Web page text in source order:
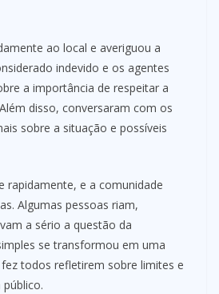
ao local e averiguou a
indevido e os agentes
a importância de respeitar a
disso, conversaram com os
sobre a situação e possíveis
rapidamente, e a comunidade
Algumas pessoas riam,
a sério a questão da
se transformou em uma
todos refletirem sobre limites e